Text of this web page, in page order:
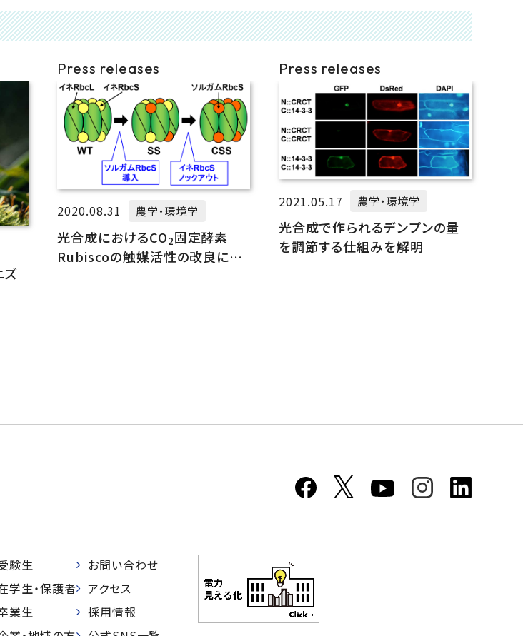
ズ
Press releases
2020.08.31 農学・環境学
光合成におけるCO2固定酵素
Rubiscoの触媒活性の改良に成
Press releases
2021.05.17 農学・環境学
光合成で作られるデンプンの量
を調節する仕組みを解明
験生
学生・保護者
業生
お問い合わせ
アクセス
採用情報